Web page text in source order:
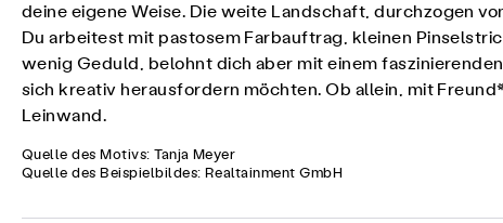
deine eigene Weise. Die weite Landschaft, durchzogen
Du arbeitest mit pastosem Farbauftrag, kleinen
wenig Geduld, belohnt dich aber mit einem
sich kreativ herausfordern möchten. Ob allein, mit
Leinwand.
Quelle des Motivs: Tanja Meyer
Quelle des Beispielbildes: Realtainment GmbH